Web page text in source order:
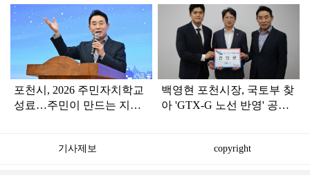
탑
라
인
포천시, 2026 주민자치학교
성료…주민이 만드는 지역
백영현 포천시장, 국토부 찾
아 'GTX-G 노선 반영' 공식
기사제보 copyright